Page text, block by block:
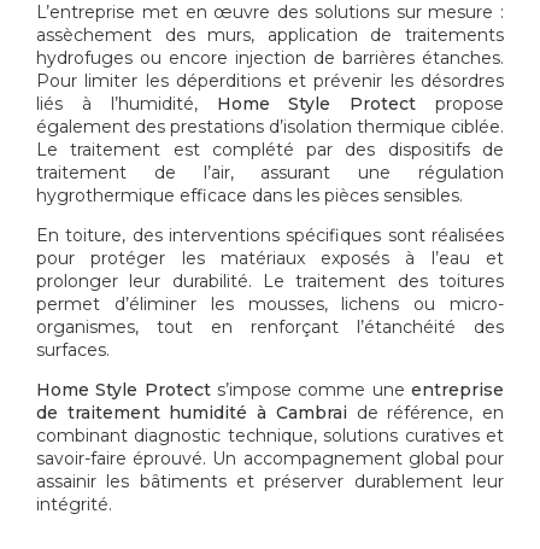
L’entreprise met en œuvre des solutions sur mesure :
assèchement des murs, application de traitements
hydrofuges ou encore injection de barrières étanches.
Pour limiter les déperditions et prévenir les désordres
liés à l’humidité, Home Style Protect propose
également des prestations d’isolation thermique ciblée.
Le traitement est complété par des dispositifs de
traitement de l’air, assurant une régulation
hygrothermique efficace dans les pièces sensibles.
En toiture, des interventions spécifiques sont réalisées
pour protéger les matériaux exposés à l’eau et
prolonger leur durabilité. Le traitement des toitures
permet d’éliminer les mousses, lichens ou micro-
organismes, tout en renforçant l’étanchéité des
surfaces.
Home Style Protects’impose comme uneentreprise
de traitement humidité à Cambrai de référence, en
combinant diagnostic technique, solutions curatives et
savoir-faire éprouvé. Un accompagnement global pour
assainir les bâtiments et préserver durablement leur
intégrité.